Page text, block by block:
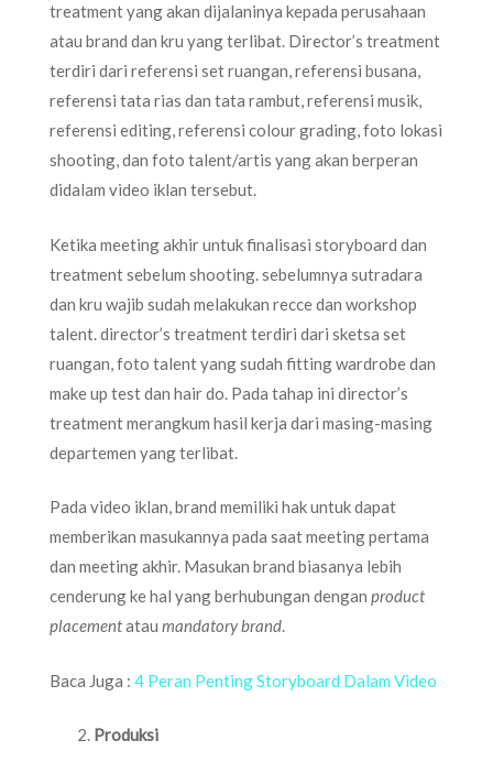
treatment yang akan dijalaninya kepada perusahaan
atau brand dan kru yang terlibat. Director’s treatment
terdiri dari referensi set ruangan, referensi busana,
referensi tata rias dan tata rambut, referensi musik,
referensi editing, referensi colour grading, foto lokasi
shooting, dan foto talent/artis yang akan berperan
didalam video iklan tersebut.
Ketika meeting akhir untuk finalisasi storyboard dan
treatment sebelum shooting. sebelumnya sutradara
dan kru wajib sudah melakukan recce dan workshop
talent. director’s treatment terdiri dari sketsa set
ruangan, foto talent yang sudah fitting wardrobe dan
make up test dan hair do. Pada tahap ini director’s
treatment merangkum hasil kerja dari masing-masing
departemen yang terlibat.
Pada video iklan, brand memiliki hak untuk dapat
memberikan masukannya pada saat meeting pertama
dan meeting akhir. Masukan brand biasanya lebih
cenderung ke hal yang berhubungan dengan product
placementatau mandatory brand.
Baca Juga : 4 Peran Penting Storyboard Dalam Video
Produksi